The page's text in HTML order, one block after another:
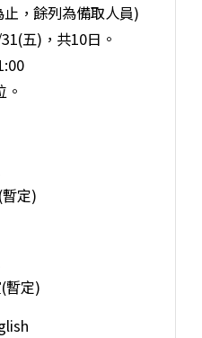
，餘列為備取人員)
五)，共10日。
定)
暫定)